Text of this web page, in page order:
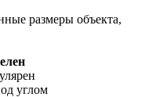
размеры объекта,
углом